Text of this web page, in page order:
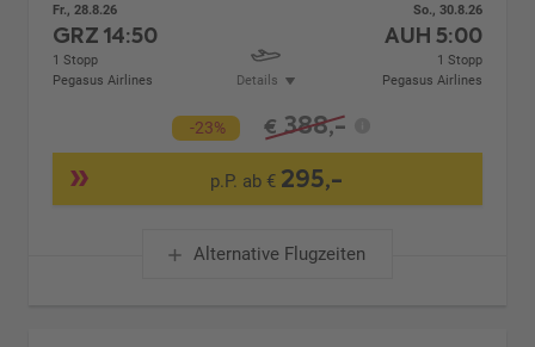
Fr., 28.8.26
GRZ14:50
1 Stopp
Pegasus Airlines
Details
So., 30.8.26
AUH 5:00
1 Stopp
Pegasus Airlines
-23% € 388,-
p.P. ab € 295,-
Alternative Flugzeiten